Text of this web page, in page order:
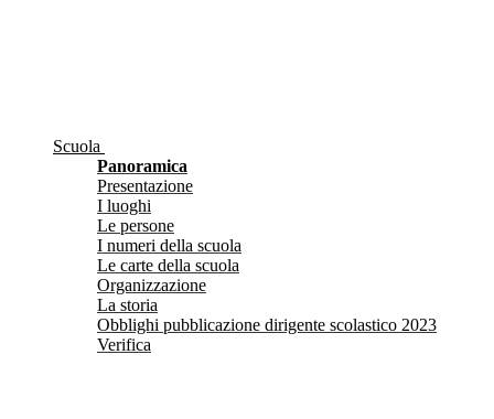
Scuola
Panoramica
Presentazione
I luoghi
Le persone
I numeri della scuola
Le carte della scuola
Organizzazione
La storia
Obblighi pubblicazione dirigente scolastico 2023
Verifica